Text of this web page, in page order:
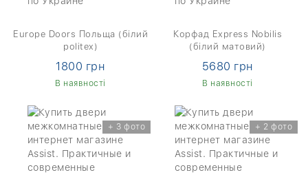
Europe Doors Польща (білий
politex)
1800 грн
В наявності
Корфад Express Nobilis
(білий матовий)
5680 грн
В наявності
+ 3 фото + 2 фото